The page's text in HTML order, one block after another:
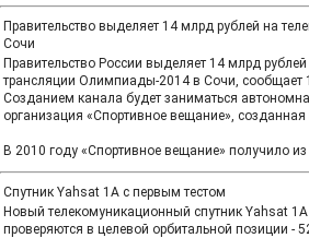
Правительство выделяет 14 млрд рублей на
Сочи
Правительство России выделяет 14 млрд
трансляции Олимпиады-2014 в Сочи, сообщает
Созданием канала будет заниматься
организация «Спортивное вещание», созданная
В 2010 году «Спортивное вещание» получило
Спутник Yahsat 1A с первым тестом
Новый телекомуникационный спутник Yahsat
проверяются в целевой орбитальной позиции -